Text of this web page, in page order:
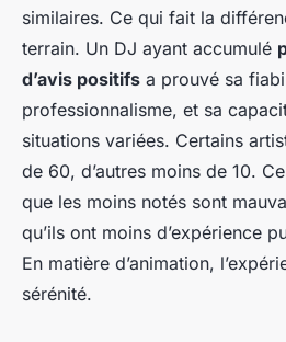
similaires. Ce qui fait la
terrain. Un DJ ayant accumulé
d’avis positifs a prouvé sa
professionnalisme, et sa
situations variées. Certains
de 60, d’autres moins de 10.
que les moins notés sont
qu’ils ont moins d’expérience
En matière d’animation,
sérénité.